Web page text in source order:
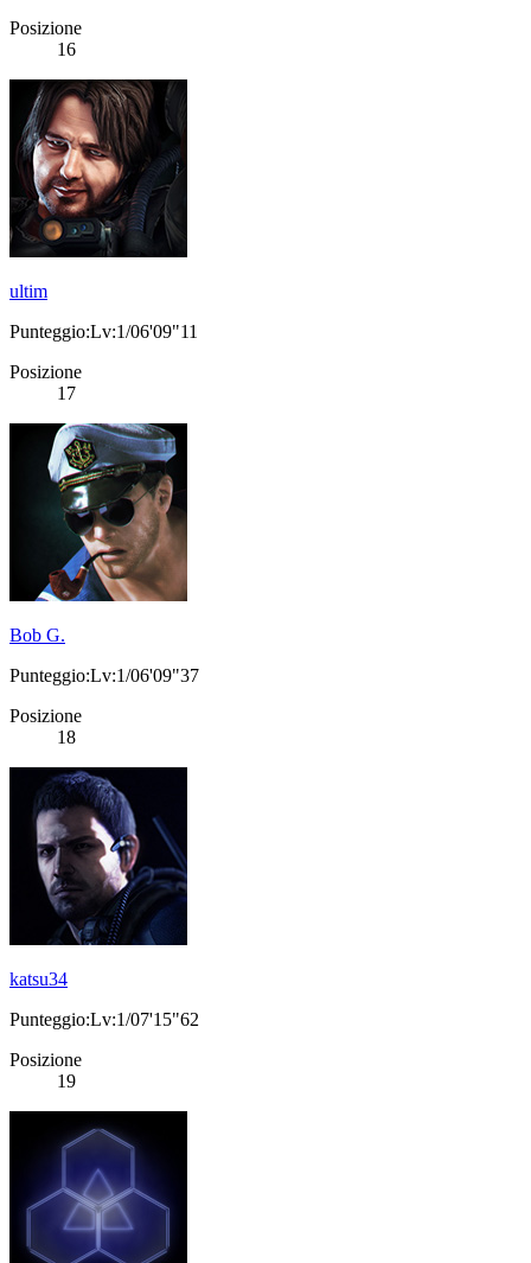
Posizione
16
ultim
Punteggio:Lv:1/06'09"11
Posizione
17
Bob G.
Punteggio:Lv:1/06'09"37
Posizione
18
katsu34
Punteggio:Lv:1/07'15"62
Posizione
19